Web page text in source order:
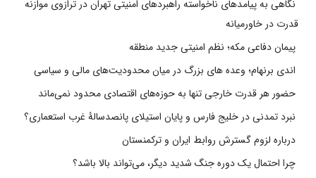
نگاهی به پیامدهای ناخواسته راهبردهای امنیتی تهران در ترازوی موازنه
قدرت در خاورمیانه
پیمان دفاعی مکه؛ نظم امنیتی جدید منطقه
اندی برنهام؛ وعده های بزرگ در میان محدودیت‌های مالی و سیاسی
حضور هر قدرت خارجی تنها به حوزه‌های اقتصادی محدود نمی‌ماند
نبرد تمدنی در خلیج فارس و پایان استیلای پانصدسالۀ غرب استعماری؟
درباره لزوم گسترش روابط ایران و ترکمنستان
چرا احتمال یک دوره جنگ شدید دیگر، می‌تواند بالا باشد؟